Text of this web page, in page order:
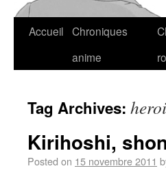
Accueil Chroniques
anime
Tag Archives:
Kirihoshi,
Posted on 15 novembre 2011